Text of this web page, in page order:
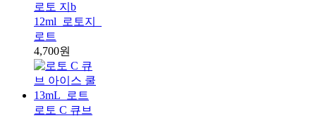
로토 지b
12ml_로토지_
로트
4,700원
로토 C 큐브